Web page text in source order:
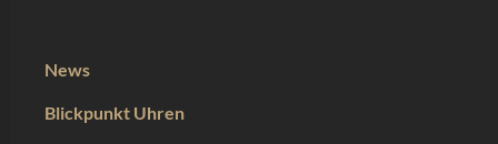
News
Blickpunkt Uhren